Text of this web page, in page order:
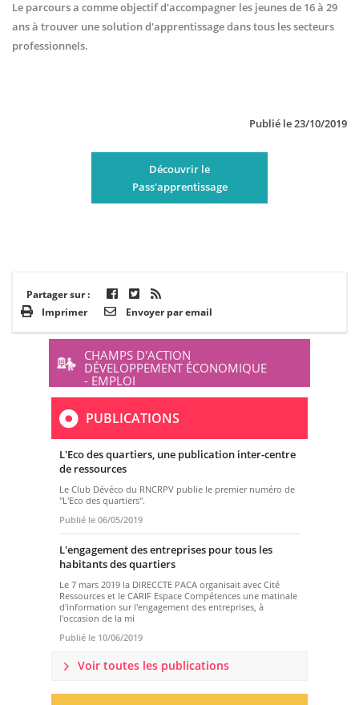
Le parcours a comme objectif d'accompagner les jeunes de 16 à 29
ans à trouver une solution d'apprentissage dans tous les secteurs
professionnels.
Publié le23/10/2019
Découvrir le
Pass'apprentissage
Partager sur :
Imprimer
Envoyer par email
CHAMPS D'ACTION
DÉVELOPPEMENT ÉCONOMIQUE
- EMPLOI
PUBLICATIONS
L'Eco des quartiers, une publication inter-centre
de ressources
Le Club Dévéco du RNCRPV publie le premier numéro de
"L'Eco des quartiers".
Publié le 06/05/2019
L'engagement des entreprises pour tous les
habitants des quartiers
Le 7 mars 2019 la DIRECCTE PACA organisait avec Cité
Ressources et le CARIF Espace Compétences une matinale
d'information sur l'engagement des entreprises, à
l'occasion de la mi
Publié le 10/06/2019
Voir toutes les publications